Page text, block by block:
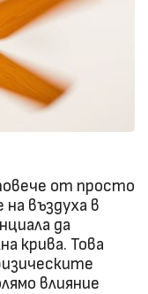
от просто
въздуха в
да
крива. Това
влияние